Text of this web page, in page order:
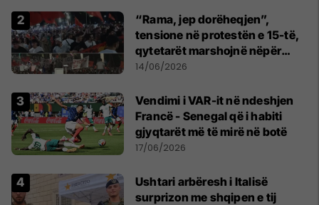
“Rama, jep dorëheqjen”,
tensione në protestën e 15-të,
qytetarët marshojnë nëpër
kryeqytet
14/06/2026
Vendimi i VAR-it në ndeshjen
Francë - Senegal që i habiti
gjyqtarët më të mirë në botë
17/06/2026
Ushtari arbëresh i Italisë
surprizon me shqipen e tij